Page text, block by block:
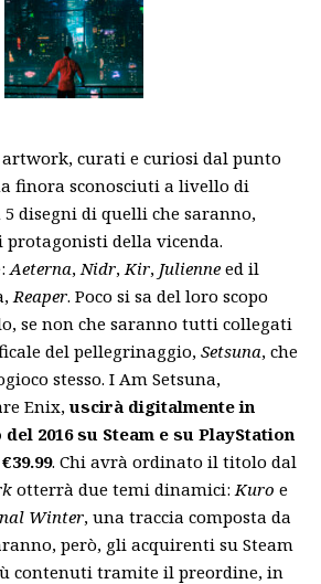
curati e curiosi dal punto
finora sconosciuti a livello di
disegni di quelli che saranno,
della vicenda.
Aeterna,Nidr,Kir, Julienne ed il
Reaper. Poco si sa del loro scopo
se non che saranno tutti collegati
del pellegrinaggio, Setsuna, che
stesso. I Am Setsuna,
Enix, uscirà digitalmente in
2016 su Steam e su PlayStation
. Chi avrà ordinato il titolo dal
otterrà due temi dinamici:Kuro e
Winter, una traccia composta da
però, gli acquirenti su Steam
contenuti tramite il preordine, in